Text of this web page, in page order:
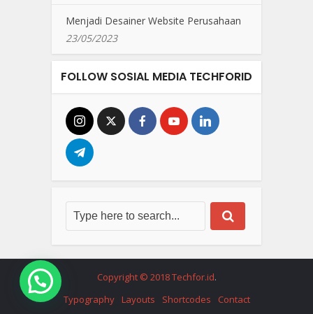
Menjadi Desainer Website Perusahaan
23/05/2023
FOLLOW SOSIAL MEDIA TECHFORID
Copyright © 2018 Techfor.id.
Typography Layouts Shortcodes Contact